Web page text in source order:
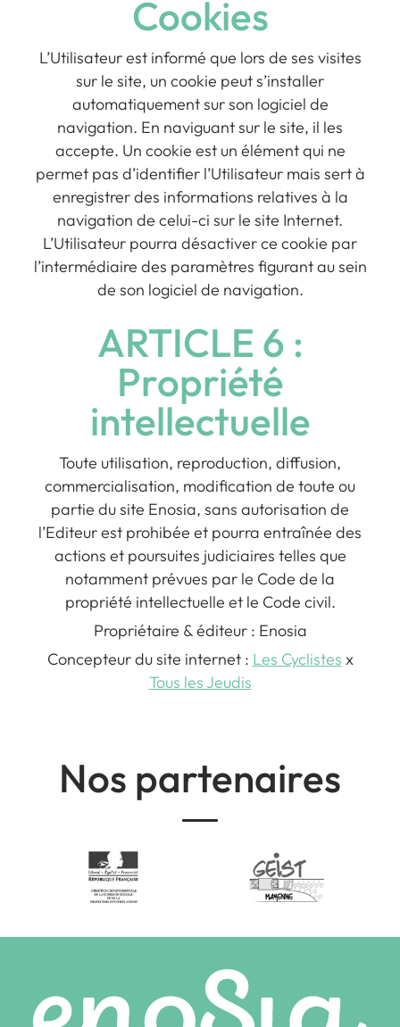
Cookies
L’Utilisateur est informé que lors de ses visites
sur le site, un cookie peut s’installer
automatiquement sur son logiciel de
navigation. En naviguant sur le site, il les
accepte. Un cookie est un élément qui ne
permet pas d’identifier l’Utilisateur mais sert à
enregistrer des informations relatives à la
navigation de celui-ci sur le site Internet.
L’Utilisateur pourra désactiver ce cookie par
l’intermédiaire des paramètres figurant au sein
de son logiciel de navigation.
ARTICLE 6 :
Propriété
intellectuelle
Toute utilisation, reproduction, diffusion,
commercialisation, modification de toute ou
partie du site Enosia, sans autorisation de
l’Editeur est prohibée et pourra entraînée des
actions et poursuites judiciaires telles que
notamment prévues par le Code de la
propriété intellectuelle et le Code civil.
Propriétaire & éditeur : Enosia
Concepteur du site internet : Les Cyclistes x
Tous les Jeudis
Nos partenaires